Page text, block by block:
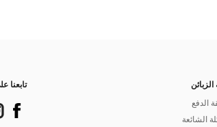
الدفع
الشائعة
تابعنا